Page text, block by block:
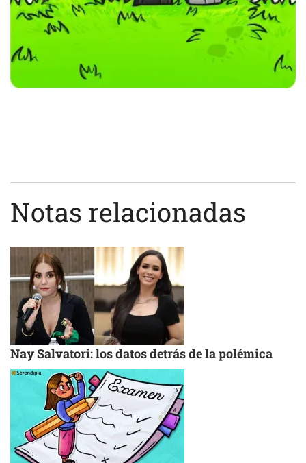
Notas relacionadas
Nay Salvatori: los datos detrás de la polémica